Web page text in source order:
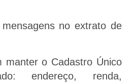
no extrato de
manter o Cadastro Único
endereço, renda,